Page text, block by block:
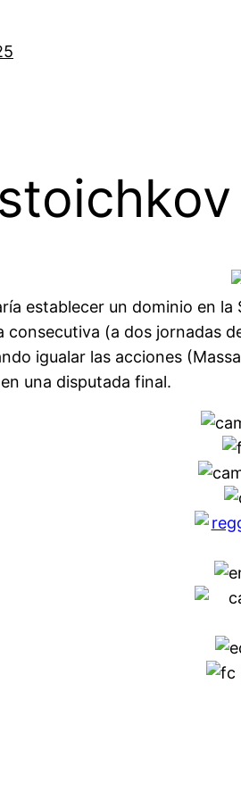
establecer un dominio en la
(a dos jornadas
igualar las acciones
una disputada final.